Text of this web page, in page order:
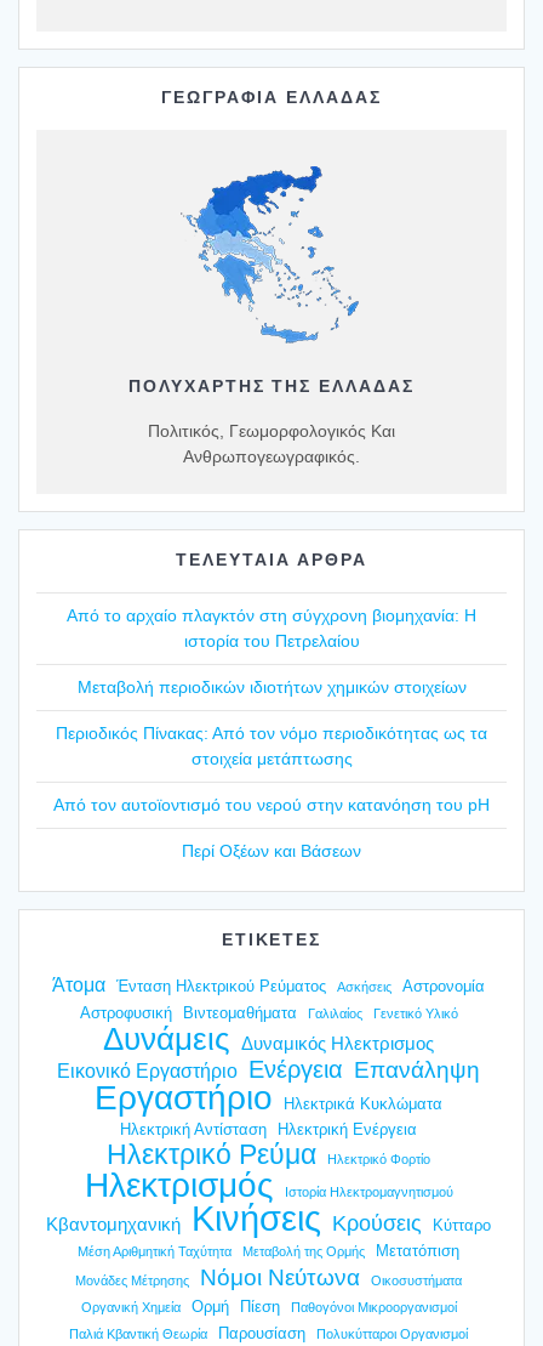
ΓΕΩΓΡΑΦΙΑ ΕΛΛΑΔΑΣ
ΠΟΛΥΧΆΡΤΗΣ ΤΗΣ ΕΛΛΆΔΑΣ
Πολιτικός, Γεωμορφολογικός Και
Ανθρωπογεωγραφικός.
ΤΕΛΕΥΤΑΙΑ ΑΡΘΡΑ
Από το αρχαίο πλαγ­κτόν στη σύγ­χρο­νη βιο­μη­χα­νία: Η
ιστο­ρία του Πετρε­λαί­ου
Mετα­βο­λή περιο­δι­κών ιδιο­τή­των χημι­κών στοι­χεί­ων
Περιο­δι­κός Πίνα­κας: Από τον νόμο περιο­δι­κό­τη­τας ως τα
στοι­χεία μετά­πτω­σης
Από τον αυτοϊ­ο­ντι­σμό του νερού στην κατα­νό­η­ση του pH
Περί Οξέ­ων και Βάσε­ων
ΕΤΙΚΕΤΕΣ
Άτομα Ένταση Ηλεκτρικού Ρεύματος Ασκήσεις
Αστρονομία
Αστροφυσική
Βιντεομαθήματα Γαλιλαίος Γενετικό Υλικό
Δυνάμεις Δυναμικός Ηλεκτρισμος
Εικονικό Εργαστήριο Ενέργεια Επανάληψη
Εργαστήριο
Ηλεκτρικά Κυκλώματα
Ηλεκτρική Αντίσταση
Ηλεκτρική Ενέργεια
Ηλεκτρικό Ρεύμα Ηλεκτρικό Φορτίο
Ηλεκτρισμός Ιστορία Ηλεκτρομαγνητισμού
Κβαντομηχανική Κινήσεις Κρούσεις Κύτταρο
Μέση Αριθμητική Ταχύτητα Μεταβολή της Ορμής Μετατόπιση
Μονάδες Μέτρησης Νόμοι Νεύτωνα
Οικοσυστήματα
Οργανική Χημεία
Ορμή Πίεση
Παθογόνοι Μικροοργανισμοί
Παλιά Κβαντική Θεωρία
Παρουσίαση Πολυκύτταροι Οργανισμοί